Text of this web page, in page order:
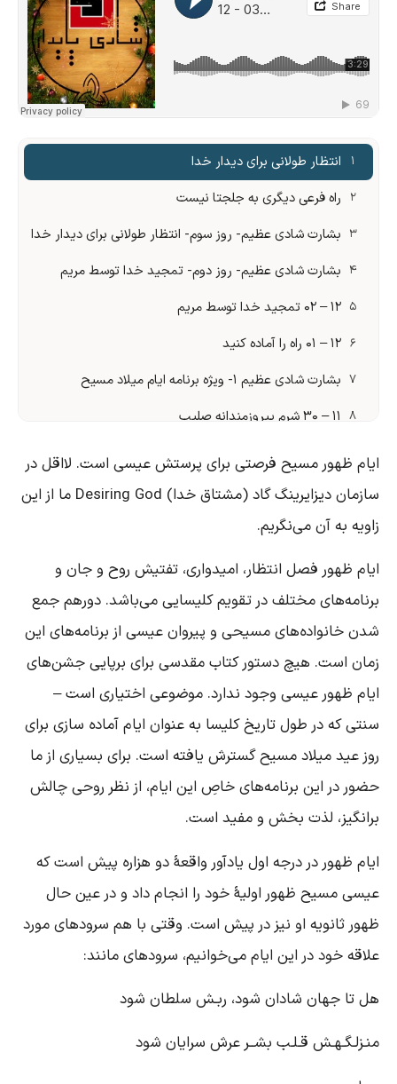
انتظار طولانی برای دیدار خدا
راه فرعی دیگری به جلجتا نیست
بشارت شادی عظیم- روز سوم- انتظار طولانی برای دیدار خدا
بشارت شادی عظیم- روز دوم- تمجید خدا توسط مریم
۱۲ – ۰۲ تمجید خدا توسط مریم
۱۲ – ۰۱ راه را آماده کنید
بشارت شادی عظیم ۱- ویژه برنامه ایام میلاد مسیح
۱۱ – ۳۰ شرم پیروزمندانه صلیب
۱۰ ۱۲ – ۳۰ تجهیز و نیرومند شده
۱۱ ۱۲ – ۲۹ سرنوشتی وحشتناک
۱۲
۱۳ ۱۲ – ۲۷ هدف تان چیست
۱۴ ۱۲ – ۲۶ چگونه در فجایع مصیبت تفکر کنیم
۱۵ ۱۲ – ۲۵ سه هدیه عید میلاد
۱۶ ۱۲ – ۲۴ دو هدف تولد مسیح
۱۲ – ۲۲ تا ایمان بیاورید
۱۹ ۱۱ – ۲۹ تنها پاک کننده وجدان
۲۰ بشارت شادی عظیم- روز اول- راه را آماده کنید
ظهور مسیح فرصتی برای پرستش عیسی است. لااقل در
سازمان دیزایرینگ گاد (مشتاق خدا) Desiring God ما از این
به آن می‌نگریم.
ظهور فصل انتظار، امیدواری، تفتیش روح و جان و
مختلف در تقویم کلیسایی می‌باشد. دورهم جمع
خانواده‌های مسیحی و پیروان عیسی از برنامه‌های این
است. هیچ دستور کتاب مقدسی برای برپایی جشن‌های
ظهور عیسی وجود ندارد. موضوعی اختیاری است –
که در طول تاریخ کلیسا به عنوان ایام آماده سازی برای
عید میلاد مسیح گسترش یافته است. برای بسیاری از ما
در این برنامه‌های خاصِ این ایام، از نظر روحی چالش
لذت بخش و مفید است.
ظهور در درجه اول یادآور واقعۀ دو هزاره پیش است که
مسیح ظهور اولیۀ خود را انجام داد و در عین حال
ثانویه او نیز در پیش است. وقتی با هم سرودهای مورد
خود در این ایام می‌خوانیم، سرودهای مانند:
تا جهان شادان شود، ربـش سلطان شود
قـلـب بشــر عرش سرایان شود